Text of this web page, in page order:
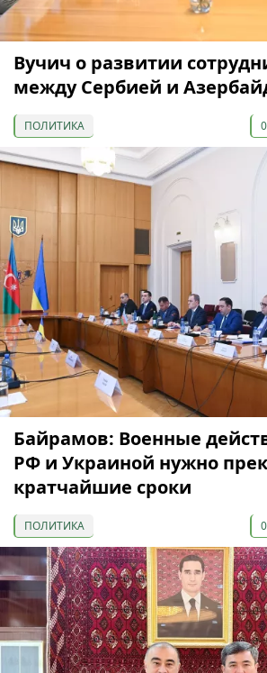
Вучич о развитии
между Сербией и
ПОЛИТИКА
Байрамов: Военные
РФ и Украиной нужно
кратчайшие сроки
ПОЛИТИКА